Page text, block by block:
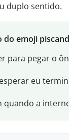
duplo sentido.
do emoji
para pegar o
eu
quando a